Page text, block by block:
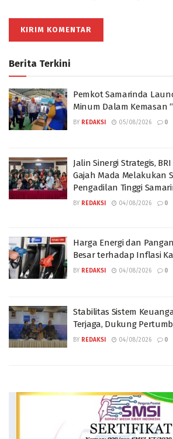
Berita Terkini
Pemkot Samarinda
Minum Dalam Kemasan
BY REDAKSI 05/08/2026 0
Jalin Sinergi Strategis,
Gajah Mada Melakukan
Pengadilan Tinggi
BY REDAKSI 04/08/2026 0
Harga Energi dan
Besar terhadap Inflasi
BY REDAKSI 04/08/2026 0
Stabilitas Sistem
Terjaga, Dukung
BY REDAKSI 04/08/2026 0